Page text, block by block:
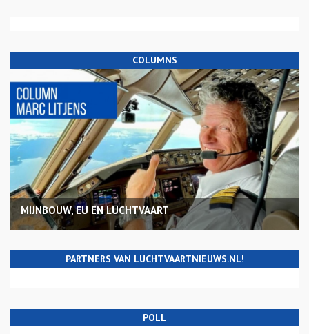
COLUMNS
MIJNBOUW, EU EN LUCHTVAART
PARTNERS VAN LUCHTVAARTNIEUWS.NL!
POLL